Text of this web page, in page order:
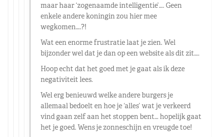
maar haar ‘zogenaamde intelligentie’…. Geen
enkele andere koningin zou hier mee
wegkomen….?!
Wat een enorme frustratie laat je zien. Wel
bijzonder wel dat je dan op een website als dit zit….
Hoop echt dat het goed met je gaat als ik deze
negativiteit lees.
Wel erg benieuwd welke andere burgers je
allemaal bedoelt en hoe je ‘alles’ wat je verkeerd
vind gaan zelf aan het stoppen bent… hopelijk gaat
het je goed. Wens je zonneschijn en vreugde toe!